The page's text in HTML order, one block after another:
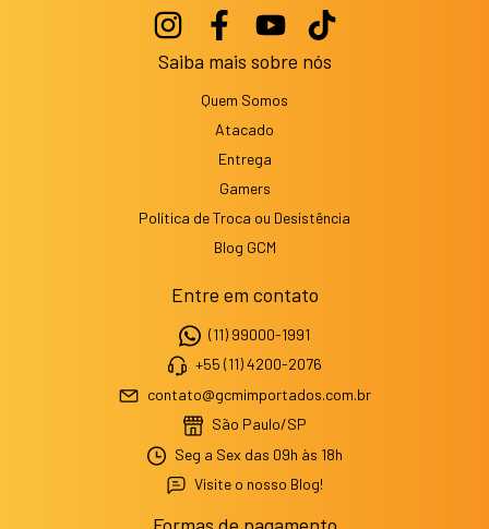
Saiba mais sobre nós
Quem Somos
Atacado
Entrega
Gamers
Política de Troca ou Desistência
Blog GCM
Entre em contato
(11) 99000-1991
+55 (11) 4200-2076
contato@gcmimportados.com.br
São Paulo/SP
Seg a Sex das 09h às 18h
Visite o nosso Blog!